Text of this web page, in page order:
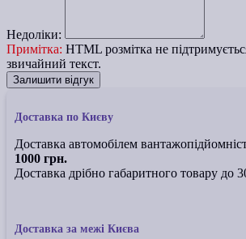
Недоліки:
Примітка: HTML розмітка не
звичайний текст.
Залишити відгук
Доставка по Києву
Доставка автомобілем
1000 грн.
Доставка дрібно габаритного товару до
Доставка за межі Києва